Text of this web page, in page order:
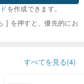
を作成できます。
] を押すと、優先的にお
すべてを見る(4)